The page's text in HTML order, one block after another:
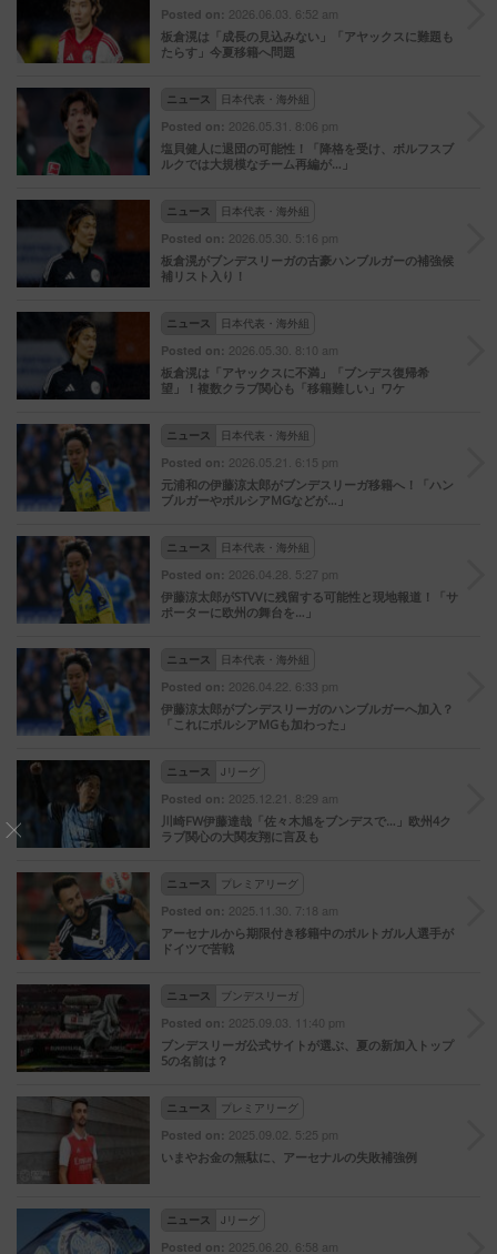
Posted on: 2026.06.03. 6:52 am
板倉滉は「成長の見込みない」「アヤックスに難題も
たらす」今夏移籍へ問題
ニュース 日本代表・海外組
Posted on: 2026.05.31. 8:06 pm
塩貝健人に退団の可能性！「降格を受け、ボルフスブ
ルクでは大規模なチーム再編が…」
ニュース 日本代表・海外組
Posted on: 2026.05.30. 5:16 pm
板倉滉がブンデスリーガの古豪ハンブルガーの補強候
補リスト入り！
ニュース 日本代表・海外組
Posted on: 2026.05.30. 8:10 am
板倉滉は「アヤックスに不満」「ブンデス復帰希
望」！複数クラブ関心も「移籍難しい」ワケ
ニュース 日本代表・海外組
Posted on: 2026.05.21. 6:15 pm
元浦和の伊藤涼太郎がブンデスリーガ移籍へ！「ハン
ブルガーやボルシアMGなどが…」
ニュース 日本代表・海外組
Posted on: 2026.04.28. 5:27 pm
伊藤涼太郎がSTVVに残留する可能性と現地報道！「サ
ポーターに欧州の舞台を…」
ニュース 日本代表・海外組
Posted on: 2026.04.22. 6:33 pm
伊藤涼太郎がブンデスリーガのハンブルガーへ加入？
「これにボルシアMGも加わった」
ニュース Jリーグ
Posted on: 2025.12.21. 8:29 am
川崎FW伊藤達哉「佐々木旭をブンデスで…」欧州4ク
ラブ関心の大関友翔に言及も
ニュース プレミアリーグ
Posted on: 2025.11.30. 7:18 am
アーセナルから期限付き移籍中のポルトガル人選手が
ドイツで苦戦
ニュース ブンデスリーガ
Posted on: 2025.09.03. 11:40 pm
ブンデスリーガ公式サイトが選ぶ、夏の新加入トップ
5の名前は？
ニュース プレミアリーグ
Posted on: 2025.09.02. 5:25 pm
いまやお金の無駄に、アーセナルの失敗補強例
ニュース Jリーグ
Posted on: 2025.06.20. 6:58 am